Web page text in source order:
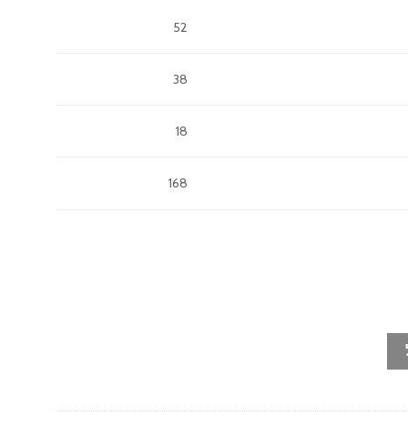
52
38
18
168